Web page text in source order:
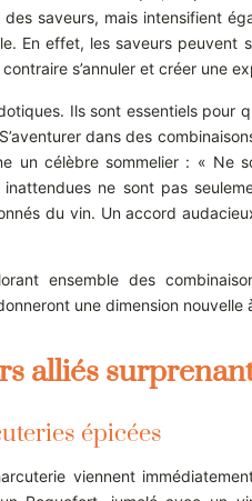
saveurs, mais intensifient
En effet, les saveurs peuvent
s’annuler et créer une
Ils sont essentiels pour
dans des
un célèbre sommelier : « Ne
ne sont pas
du vin. Un accord
ensemble des
une dimension nouvelle
alliés
épicées
viennent